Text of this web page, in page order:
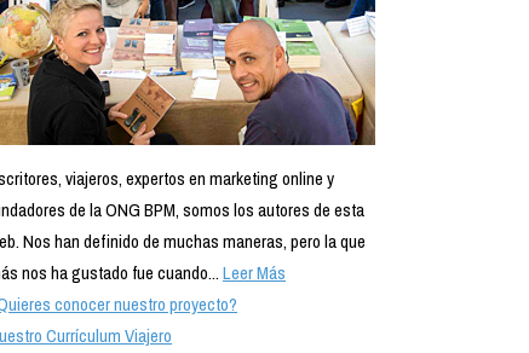
viajeros, expertos en marketing online y
de la ONG BPM, somos los autores de esta
Nos han definido de muchas maneras, pero la que
nos ha gustado fue cuando...Leer Más
conocer nuestro proyecto?
Currículum Viajero